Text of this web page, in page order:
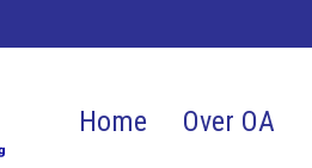
Home Over OA